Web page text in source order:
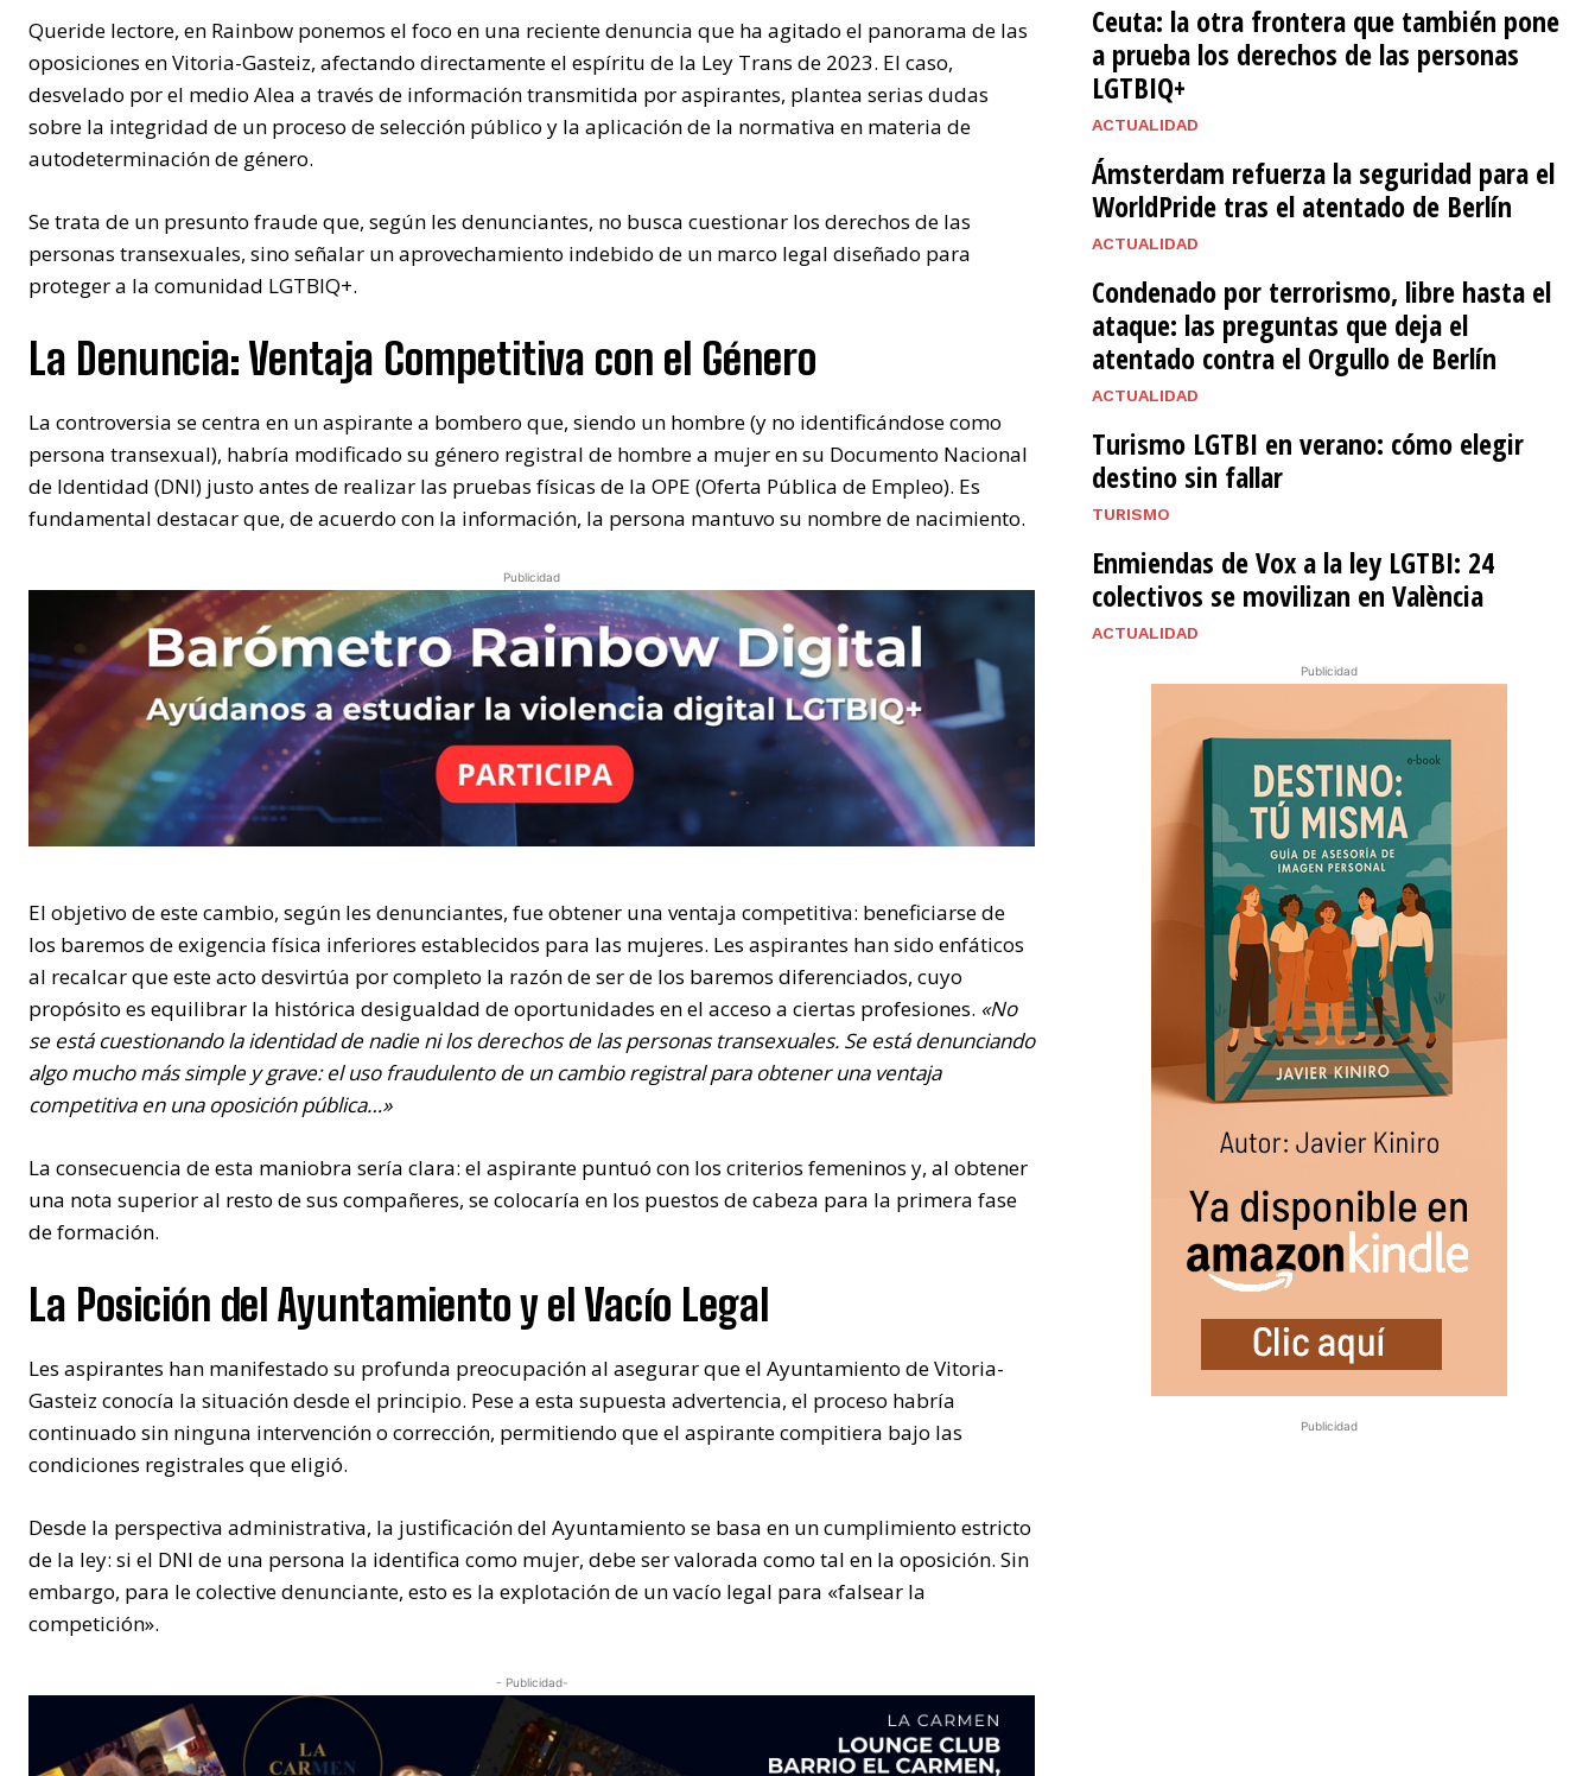
Queride lectore, en Rainbow ponemos el foco en una reciente denuncia que ha agitado el panorama de las
oposiciones en Vitoria-Gasteiz, afectando directamente el espíritu de la Ley Trans de 2023. El caso,
desvelado por el medio Alea a través de información transmitida por aspirantes, plantea serias dudas
sobre la integridad de un proceso de selección público y la aplicación de la normativa en materia de
autodeterminación de género.
Se trata de un presunto fraude que, según les denunciantes, no busca cuestionar los derechos de las
personas transexuales, sino señalar un aprovechamiento indebido de un marco legal diseñado para
proteger a la comunidad LGTBIQ+.
La Denuncia: Ventaja Competitiva con el Género
La controversia se centra en un aspirante a bombero que, siendo un hombre (y no identificándose como
persona transexual), habría modificado su género registral de hombre a mujer en su Documento Nacional
de Identidad (DNI) justo antes de realizar las pruebas físicas de la OPE (Oferta Pública de Empleo). Es
fundamental destacar que, de acuerdo con la información, la persona mantuvo su nombre de nacimiento.
Publicidad
El objetivo de este cambio, según les denunciantes, fue obtener una ventaja competitiva: beneficiarse de
los baremos de exigencia física inferiores establecidos para las mujeres. Les aspirantes han sido enfáticos
al recalcar que este acto desvirtúa por completo la razón de ser de los baremos diferenciados, cuyo
propósito es equilibrar la histórica desigualdad de oportunidades en el acceso a ciertas profesiones. «No
se está cuestionando la identidad de nadie ni los derechos de las personas transexuales. Se está denunciando
algo mucho más simple y grave: el uso fraudulento de un cambio registral para obtener una ventaja
competitiva en una oposición pública…»
La consecuencia de esta maniobra sería clara: el aspirante puntuó con los criterios femeninos y, al obtener
una nota superior al resto de sus compañeres, se colocaría en los puestos de cabeza para la primera fase
de formación.
La Posición del Ayuntamiento y el Vacío Legal
Les aspirantes han manifestado su profunda preocupación al asegurar que el Ayuntamiento de Vitoria-
Gasteiz conocía la situación desde el principio. Pese a esta supuesta advertencia, el proceso habría
continuado sin ninguna intervención o corrección, permitiendo que el aspirante compitiera bajo las
condiciones registrales que eligió.
Desde la perspectiva administrativa, la justificación del Ayuntamiento se basa en un cumplimiento estricto
de la ley: si el DNI de una persona la identifica como mujer, debe ser valorada como tal en la oposición. Sin
embargo, para le colective denunciante, esto es la explotación de un vacío legal para «falsear la
competición».
- Publicidad-
Ceuta: la otra frontera que también pone
a prueba los derechos de las personas
LGTBIQ+
ACTUALIDAD
Ámsterdam refuerza la seguridad para el
WorldPride tras el atentado de Berlín
ACTUALIDAD
Condenado por terrorismo, libre hasta el
ataque: las preguntas que deja el
atentado contra el Orgullo de Berlín
ACTUALIDAD
Turismo LGTBI en verano: cómo elegir
destino sin fallar
TURISMO
Enmiendas de Vox a la ley LGTBI: 24
colectivos se movilizan en València
ACTUALIDAD
Publicidad
Publicidad